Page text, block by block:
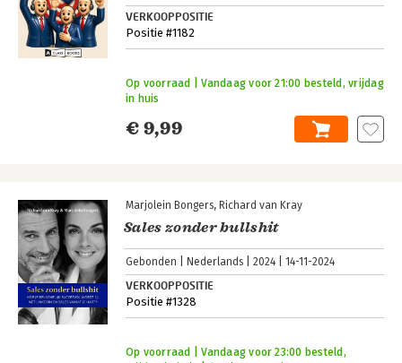
VERKOOPPOSITIE
Positie #1182
€ 9,99
Op voorraad | Vandaag voor 21:00 besteld, vrijdag
in huis
Marjolein Bongers Richard van Kray
Sales zonder bullshit
Gebonden Nederlands 2024 14-11-2024
VERKOOPPOSITIE
Positie #1328
Op voorraad | Vandaag voor 23:00 besteld,